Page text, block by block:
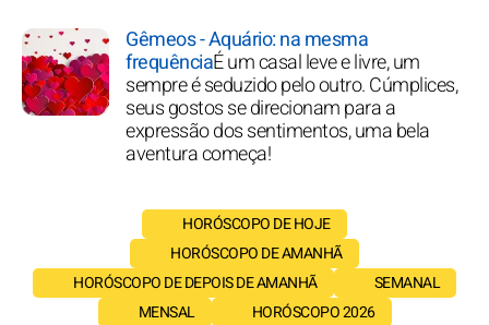
Gêmeos - Aquário: na mesma
frequênciaÉ um casal leve e livre, um
sempre é seduzido pelo outro. Cúmplices,
seus gostos se direcionam para a
expressão dos sentimentos, uma bela
aventura começa!
HORÓSCOPO DE HOJE
HORÓSCOPO DE AMANHÃ
HORÓSCOPO DE DEPOIS DE AMANHÃ
SEMANAL
MENSAL
HORÓSCOPO 2026